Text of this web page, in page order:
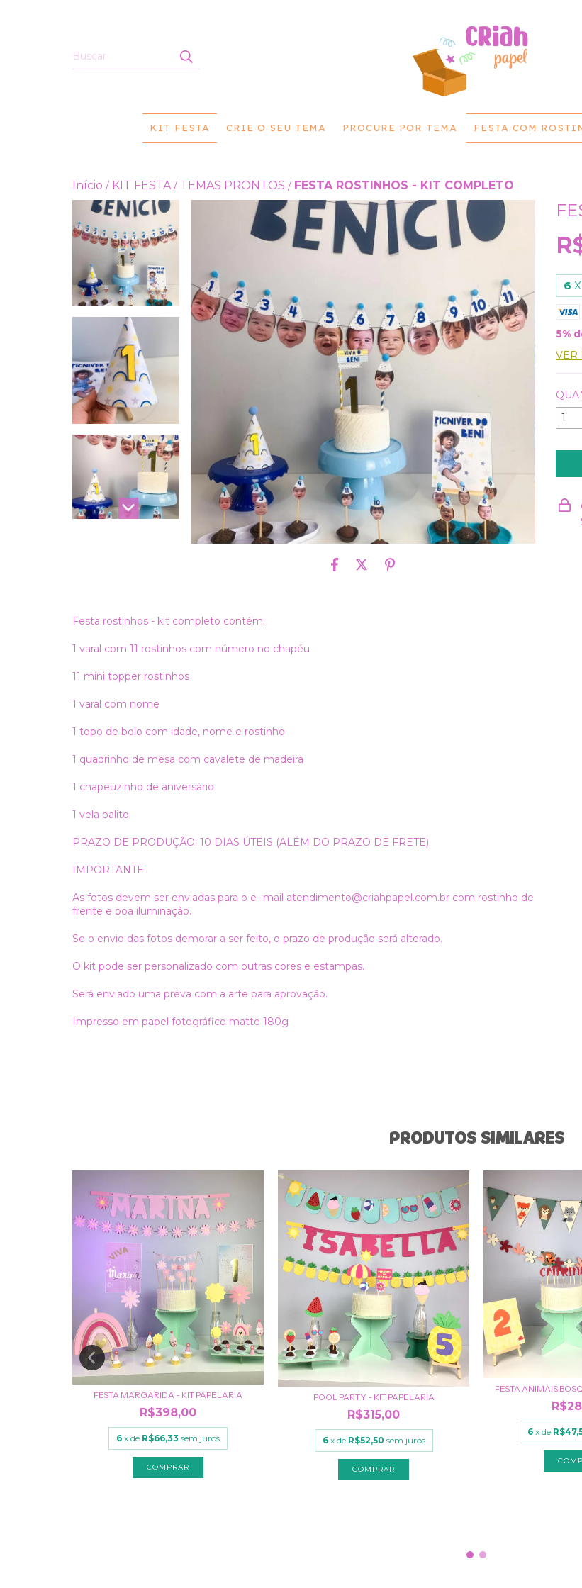
KIT FESTA CRIE O SEU TEMA PROCURE POR TEMA FESTA COM
Início / KIT FESTA / TEMAS PRONTOS / FESTA ROSTINHOS - KIT COMPLETO
Festa rostinhos - kit completo contém:
1 varal com 11 rostinhos com número no chapéu
11 mini topper rostinhos
1 varal com nome
1 topo de bolo com idade, nome e rostinho
1 quadrinho de mesa com cavalete de madeira
1 chapeuzinho de aniversário
1 vela palito
PRAZO DE PRODUÇÃO: 10 DIAS ÚTEIS (ALÉM DO PRAZO DE FRETE)
IMPORTANTE:
As fotos devem ser enviadas para o e- mail atendimento@criahpapel.com.br com rostinho de
frente e boa iluminação.
Se o envio das fotos demorar a ser feito, o prazo de produção será alterado.
O kit pode ser personalizado com outras cores e estampas.
Será enviado uma préva com a arte para aprovação.
Impresso em papel fotográfico matte 180g
6
5%
VER
PRODUTOS SIMILARES
FESTA MARGARIDA - KIT PAPELARIA
R$398,00
6 x de R$66,33 sem juros
COMPRAR
POOL PARTY - KIT PAPELARIA
R$315,00
6 x de R$52,50 sem juros
COMPRAR
FESTA ANIMAIS
6 x de